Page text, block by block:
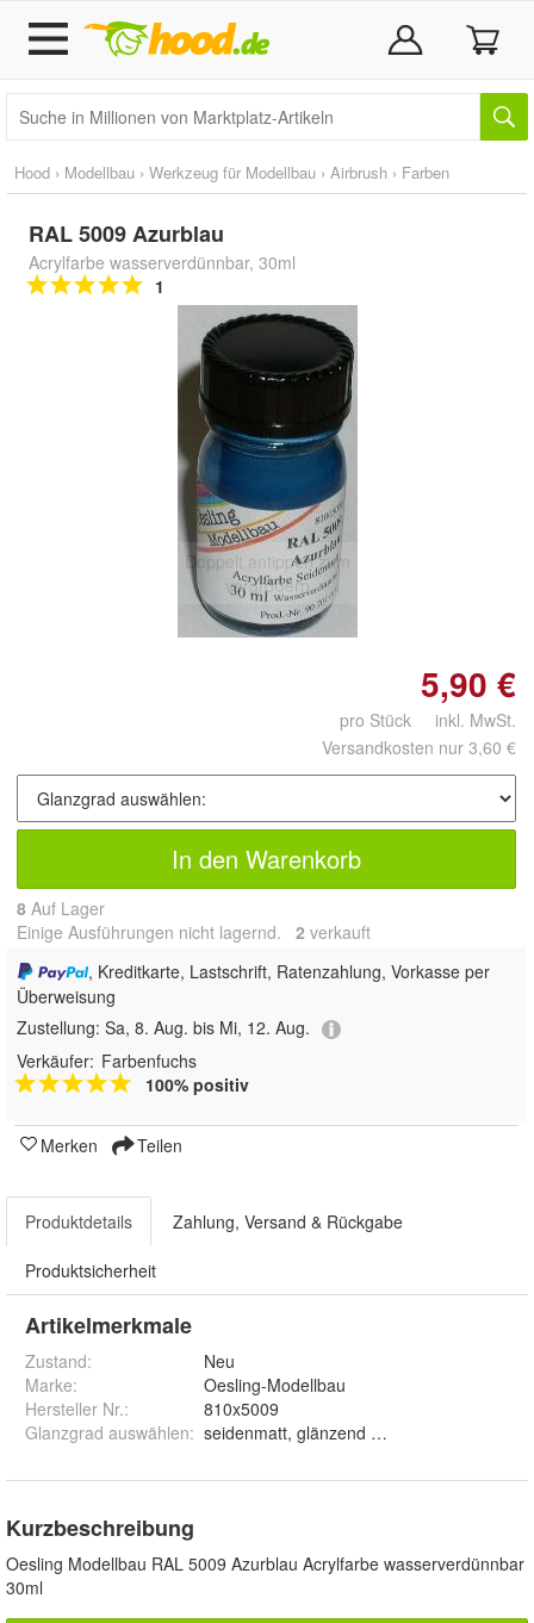
Hood › Modellbau › Werkzeug für Modellbau › Airbrush › Farben
RAL 5009 Azurblau
Acrylfarbe wasserverdünnbar, 30ml
1
Doppelt antippen zum
vergrößern
5,90 €
pro Stück inkl. MwSt.
Versandkosten nur 3,60 €
In den Warenkorb
8 Auf Lager
Einige Ausführungen nicht lagernd. 2 verkauft
, Kreditkarte, Lastschrift, Ratenzahlung, Vorkasse per
Überweisung
Zustellung: Sa, 8. Aug. bis Mi, 12. Aug.
Verkäufer: Farbenfuchs
100% positiv
Merken Teilen
Produktdetails Zahlung, Versand & Rückgabe
Produktsicherheit
Artikelmerkmale
Zustand:
Neu
Marke:
Oesling-Modellbau
Hersteller Nr.:
810x5009
Glanzgrad auswählen:
Kurzbeschreibung
Oesling Modellbau RAL 5009 Azurblau Acrylfarbe wasserverdünnbar
30ml